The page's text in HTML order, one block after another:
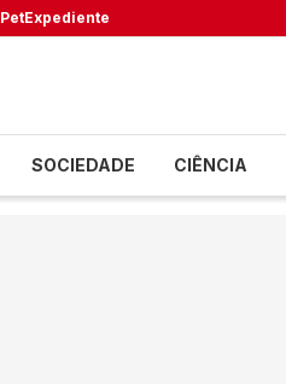
PetExpediente
SOCIEDADE CIÊNCIA